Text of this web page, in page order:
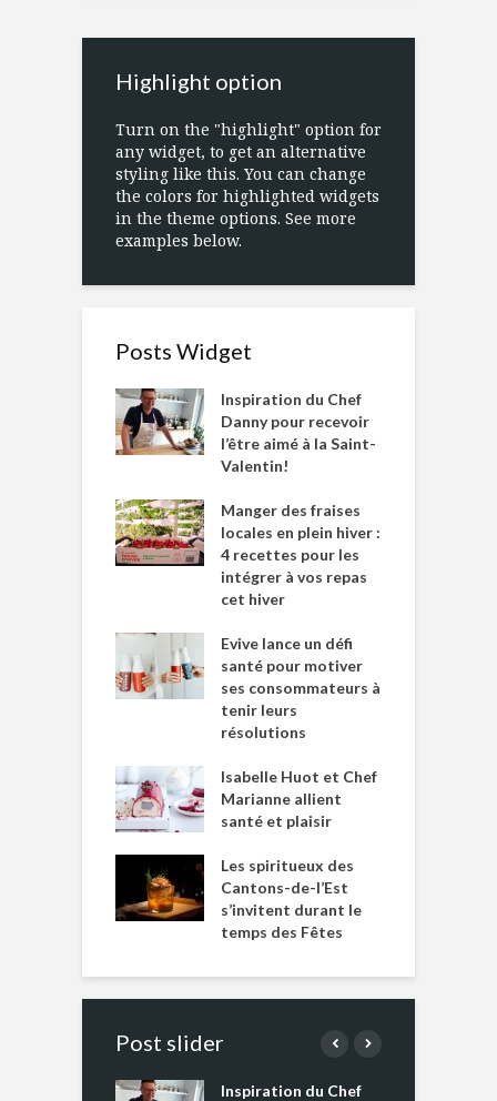
Highlight option
Turn on the "highlight" option for
any widget, to get an alternative
styling like this. You can change
the colors for highlighted widgets
in the theme options. See more
examples below.
Posts Widget
Inspiration du Chef
Danny pour recevoir
l’être aimé à la Saint-
Valentin!
Manger des fraises
locales en plein hiver :
4 recettes pour les
intégrer à vos repas
cet hiver
Evive lance un défi
santé pour motiver
ses consommateurs à
tenir leurs
résolutions
Isabelle Huot et Chef
Marianne allient
santé et plaisir
Les spiritueux des
Cantons-de-l’Est
s’invitent durant le
temps des Fêtes
Post slider
Inspiration du Chef